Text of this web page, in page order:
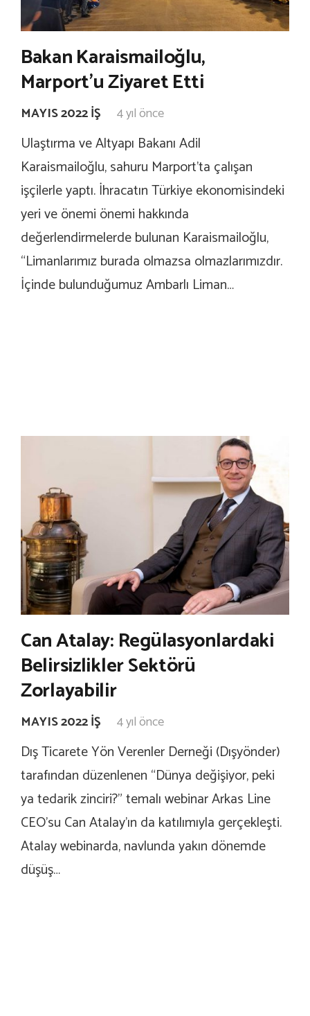
Bakan Karaismailoğlu,
Marport’u Ziyaret Etti
MAYIS 2022 İŞ 4 yıl önce
Ulaştırma ve Altyapı Bakanı Adil
Karaismailoğlu, sahuru Marport’ta çalışan
işçilerle yaptı. İhracatın Türkiye ekonomisindeki
yeri ve önemi önemi hakkında
değerlendirmelerde bulunan Karaismailoğlu,
“Limanlarımız burada olmazsa olmazlarımızdır.
İçinde bulunduğumuz Ambarlı Liman…
Can Atalay: Regülasyonlardaki
Belirsizlikler Sektörü
Zorlayabilir
MAYIS 2022 İŞ 4 yıl önce
Dış Ticarete Yön Verenler Derneği (Dışyönder)
tarafından düzenlenen “Dünya değişiyor, peki
ya tedarik zinciri?” temalı webinar Arkas Line
CEO’su Can Atalay’ın da katılımıyla gerçekleşti.
Atalay webinarda, navlunda yakın dönemde
düşüş…